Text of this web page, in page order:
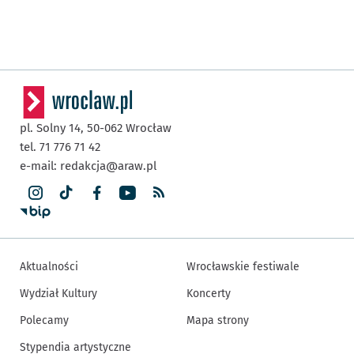
pl. Solny 14, 50-062 Wrocław
tel. 71 776 71 42
e-mail: redakcja@araw.pl
Aktualności
Wydział Kultury
Polecamy
Stypendia artystyczne
Wrocławskie festiwale
Koncerty
Mapa strony